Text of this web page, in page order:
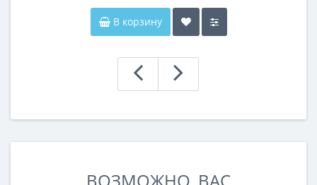
В корзину
ВОЗМОЖНО, ВАС